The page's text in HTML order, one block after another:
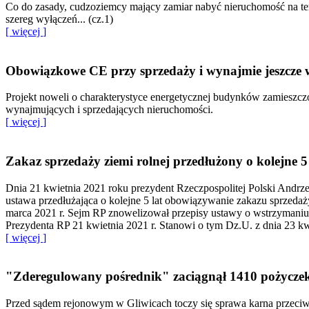
Co do zasady, cudzoziemcy mający zamiar nabyć nieruchomość
szereg wyłączeń... (cz.1)
[ więcej ]
Obowiązkowe CE przy sprzedaży i wynajmie
Projekt noweli o charakterystyce energetycznej budynków
wynajmujących i sprzedających nieruchomości.
[ więcej ]
Zakaz sprzedaży ziemi rolnej przedłużony o kolejne
Dnia 21 kwietnia 2021 roku prezydent Rzeczpospolitej Polski
ustawa przedłużająca o kolejne 5 lat obowiązywanie zakazu
marca 2021 r. Sejm RP znowelizował przepisy ustawy o
Prezydenta RP 21 kwietnia 2021 r. Stanowi o tym Dz.U. z dnia 23
[ więcej ]
"Zderegulowany pośrednik" zaciągnął 1410
Przed sądem rejonowym w Gliwicach toczy się sprawa karna